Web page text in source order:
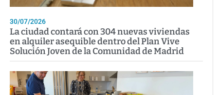
30/07/2026
La ciudad contará con 304 nuevas viviendas
en alquiler asequible dentro del Plan Vive
Solución Joven de la Comunidad de Madrid